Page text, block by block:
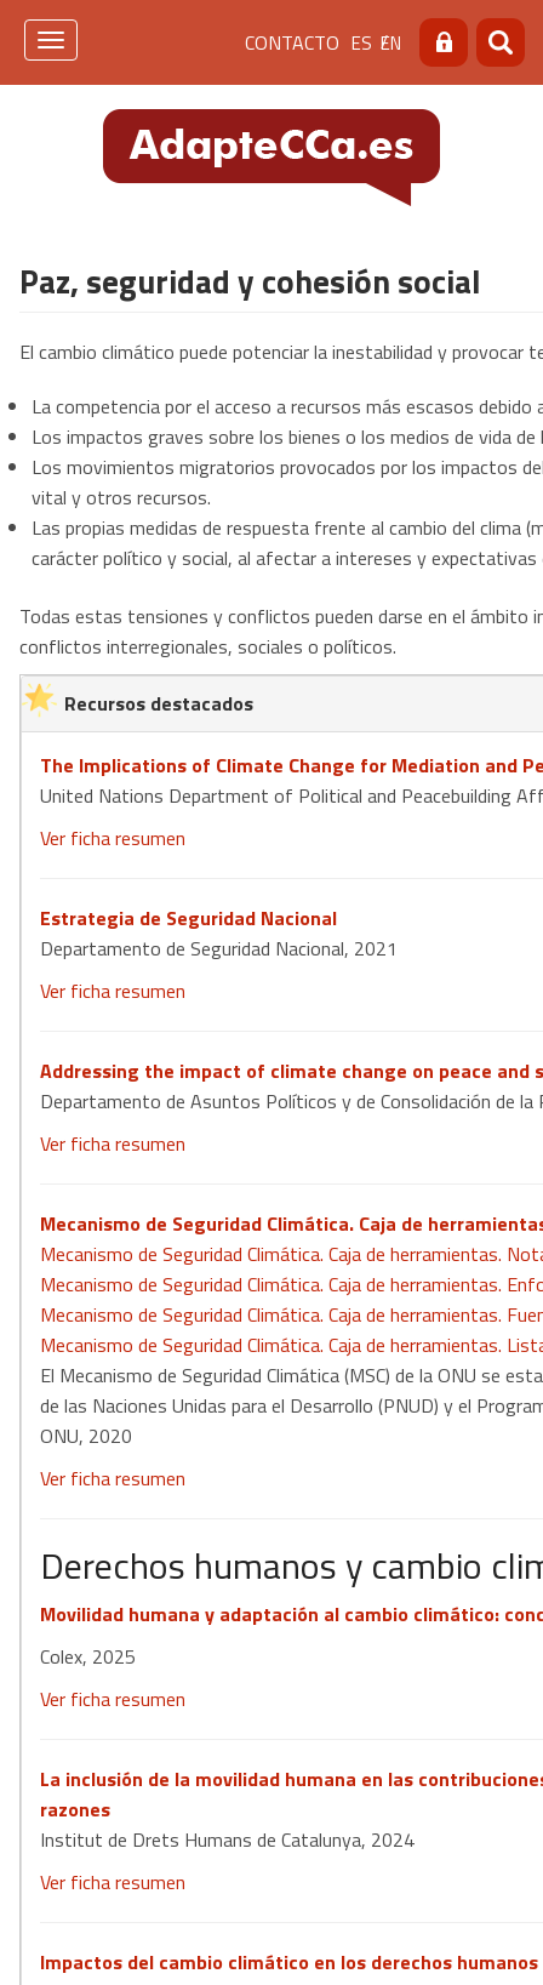
Pasar
Menú
de
cabecera
[contacto]
CONTACTO ES EN Buscar
Toggle
Paz, seguridad y cohesión social
El cambio climático puede potenciar la inestabilidad y
La competencia por el acceso a recursos más escasos debido
Los impactos graves sobre los bienes o los medios de vida
Los movimientos migratorios provocados por los impactos
vital y otros recursos.
Las propias medidas de respuesta frente al cambio del clima
carácter político y social, al afectar a intereses y
Todas estas tensiones y conflictos pueden darse en el ámbito
conflictos interregionales, sociales o políticos.
Recursos destacados
The Implications of Climate Change for Mediation and
United Nations Department of Political and Peacebuilding
Ver ficha resumen
Estrategia de Seguridad Nacional
Departamento de Seguridad Nacional, 2021
Ver ficha resumen
Addressing the impact of climate change on peace and
Departamento de Asuntos Políticos y de Consolidación de
Ver ficha resumen
Mecanismo de Seguridad Climática. Caja de
Mecanismo de Seguridad Climática. Caja de herramientas.
Mecanismo de Seguridad Climática. Caja de herramientas. E
Mecanismo de Seguridad Climática. Caja de herramientas.
Mecanismo de Seguridad Climática. Caja de herramientas. L
El Mecanismo de Seguridad Climática (MSC) de la ONU se
de las Naciones Unidas para el Desarrollo (PNUD) y el
ONU, 2020
Ver ficha resumen
Derechos humanos y cambio
Movilidad humana y adaptación al cambio climático:
Colex, 2025
Ver ficha resumen
La inclusión de la movilidad humana en las
razones
Institut de Drets Humans de Catalunya, 2024
Ver ficha resumen
Impactos del cambio climático en los derechos humanos